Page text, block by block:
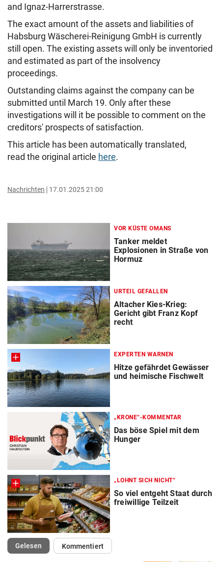
and Ignaz-Harrerstrasse.
The exact amount of the assets and liabilities of
Habsburg Wäscherei-Reinigung GmbH is currently
still open. The existing assets will only be inventoried
and estimated as part of the insolvency
proceedings.
Outstanding claims against the company can be
submitted until March 19. Only after these
investigations will it be possible to comment on the
creditors' prospects of satisfaction.
This article has been automatically translated,
read the original article here.
Nachrichten 17.01.2025 21:00
VOR KÜSTE OMANS
Tanker meldet
Explosionen in Straße von
Hormuz
URTEIL GEFALLEN
Altacher Kies-Krieg:
Gericht gibt Franz Kopf
recht
EXPERTEN WARNEN
Hitze gefährdet Gewässer
und heimische Fischwelt
„KRONE“-KOMMENTAR
Das böse Spiel mit dem
Hunger
„LOHNT SICH NICHT“
So viel entgeht Staat durch
freiwillige Teilzeit
Gelesen(ausgewählt)Kommentiert